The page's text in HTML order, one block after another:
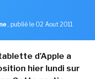
, publié le 02 Aout 2011
d'Apple a
hier lundi sur